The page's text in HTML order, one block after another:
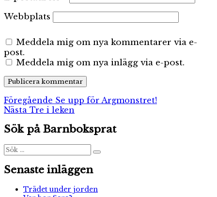
Webbplats
Meddela mig om nya kommentarer via e-
post.
Meddela mig om nya inlägg via e-post.
Inläggsnavigering
Föregående Föregående
inlägg:
Se upp för Argmonstret!
Nästa Nästa
Tre i leken
Sök på Barnboksprat
Sök
efter:
Sök
Senaste inläggen
Trädet under jorden